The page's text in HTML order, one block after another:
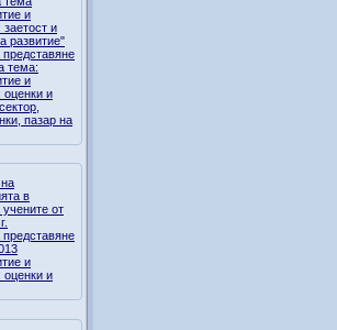
и
и
развитие"
тема:
и
оценки и
пазар на
в
от
и
оценки и